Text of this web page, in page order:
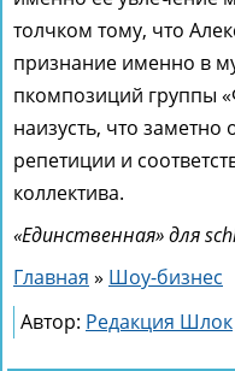
толчком тому, что
признание именно в
пкомпозиций группы
наизусть, что
репетиции и
коллектива.
«Единственная» для
Главная » Шоу-бизнес
Автор: Редакция Шлок